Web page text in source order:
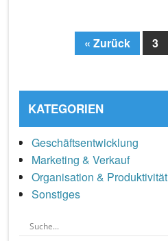
« Zurück 3
KATEGORIEN
Geschäftsentwicklung
Marketing & Verkauf
Organisation & Produktivität
Sonstiges